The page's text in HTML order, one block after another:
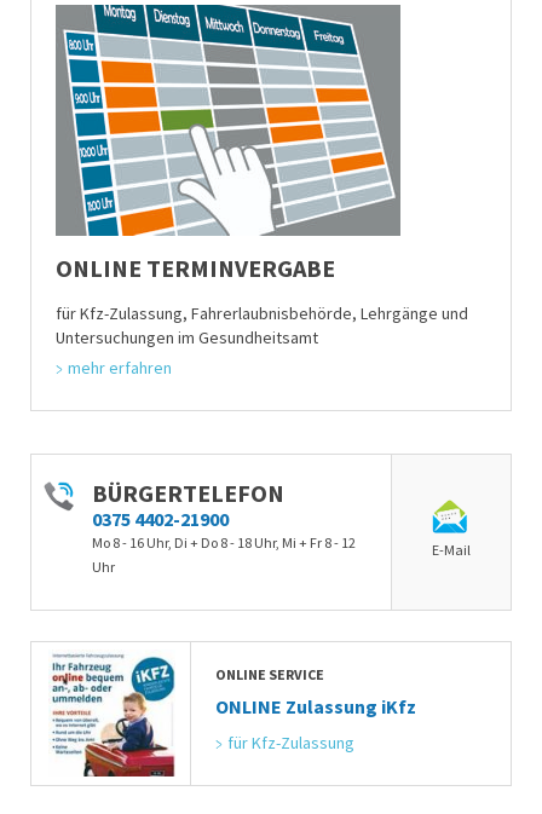
ONLINE TERMINVERGABE
für Kfz-Zulassung, Fahrerlaubnisbehörde, Lehrgänge und
Untersuchungen im Gesundheitsamt
mehr erfahren
BÜRGERTELEFON
0375 4402-21900
Mo 8 - 16 Uhr, Di + Do 8 - 18 Uhr, Mi + Fr 8 - 12
Uhr
E-Mail
ONLINE SERVICE
ONLINE Zulassung iKfz
für Kfz-Zulassung